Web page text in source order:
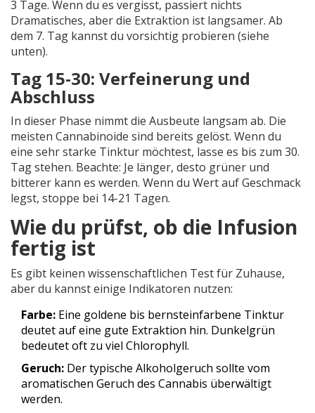
3 Tage. Wenn du es vergisst, passiert nichts
Dramatisches, aber die Extraktion ist langsamer. Ab
dem 7. Tag kannst du vorsichtig probieren (siehe
unten).
Tag 15-30: Verfeinerung und
Abschluss
In dieser Phase nimmt die Ausbeute langsam ab. Die
meisten Cannabinoide sind bereits gelöst. Wenn du
eine sehr starke Tinktur möchtest, lasse es bis zum 30.
Tag stehen. Beachte: Je länger, desto grüner und
bitterer kann es werden. Wenn du Wert auf Geschmack
legst, stoppe bei 14-21 Tagen.
Wie du prüfst, ob die Infusion
fertig ist
Es gibt keinen wissenschaftlichen Test für Zuhause,
aber du kannst einige Indikatoren nutzen:
Farbe: Eine goldene bis bernsteinfarbene Tinktur
deutet auf eine gute Extraktion hin. Dunkelgrün
bedeutet oft zu viel Chlorophyll.
Geruch: Der typische Alkoholgeruch sollte vom
aromatischen Geruch des Cannabis überwältigt
werden.